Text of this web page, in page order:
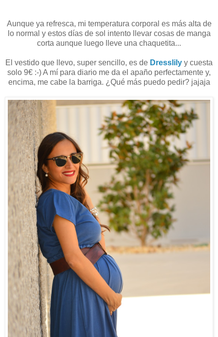
Aunque ya refresca, mi temperatura corporal es más alta de
lo normal y estos días de sol intento llevar cosas de manga
corta aunque luego lleve una chaquetita...
El vestido que llevo, super sencillo, es de Dresslily y cuesta
solo 9€ :-) A mí para diario me da el apaño perfectamente y,
encima, me cabe la barriga. ¿Qué más puedo pedir? jajaja